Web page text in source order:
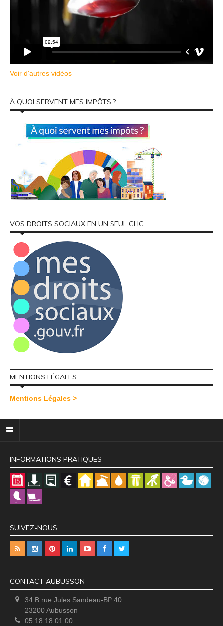
Voir d'autres vidéos
À QUOI SERVENT MES IMPÔTS ?
VOS DROITS SOCIAUX EN UN SEUL CLIC :
MENTIONS LÉGALES
Mentions Légales >
INFORMATIONS PRATIQUES
SUIVEZ-NOUS
CONTACT AUBUSSON
34 B rue Jules Sandeau-BP 40
23200 Aubusson
05 18 18 01 00